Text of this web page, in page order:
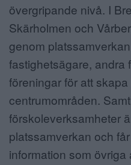
övergripande nivå. I
Skärholmen och
genom
fastighetsägare, andra
föreningar för att
centrumområden.
förskoleverksamheter
platssamverkan och
information som övriga